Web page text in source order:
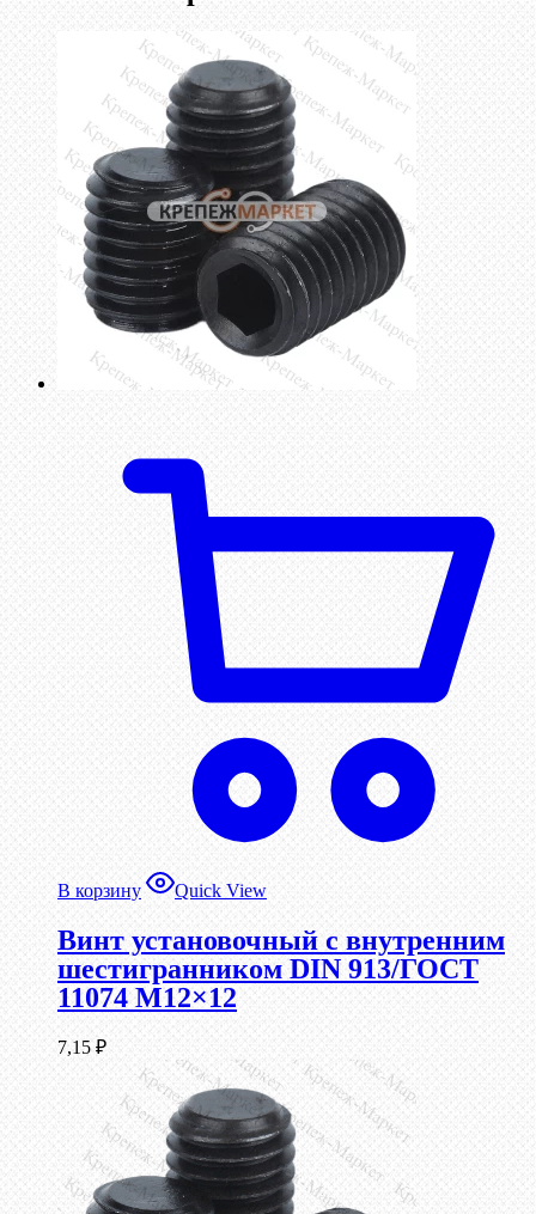
В корзину Quick View
Винт установочный с внутренним
шестигранником DIN 913/ГОСТ
11074 М12×12
7,15 ₽